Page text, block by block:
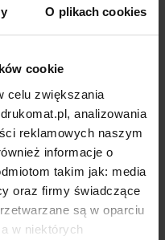
O plikach cookies
cookie
celu zwiększania
analizowania
reklamowych naszym
informacje o
takim jak: media
oraz firmy świadczące
są w oparciu
w niektórych